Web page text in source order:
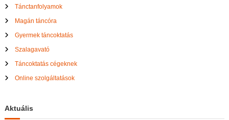
Tánctanfolyamok
Magán táncóra
Gyermek táncoktatás
Szalagavató
Táncoktatás cégeknek
Online szolgáltatások
Aktuális